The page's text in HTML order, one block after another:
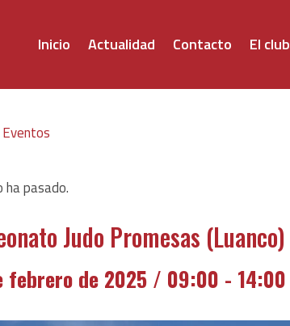
Inicio Actualidad Contacto El club
pasado.
Judo Promesas (Luanco)
febrero de 2025 / 09:00 - 14:00